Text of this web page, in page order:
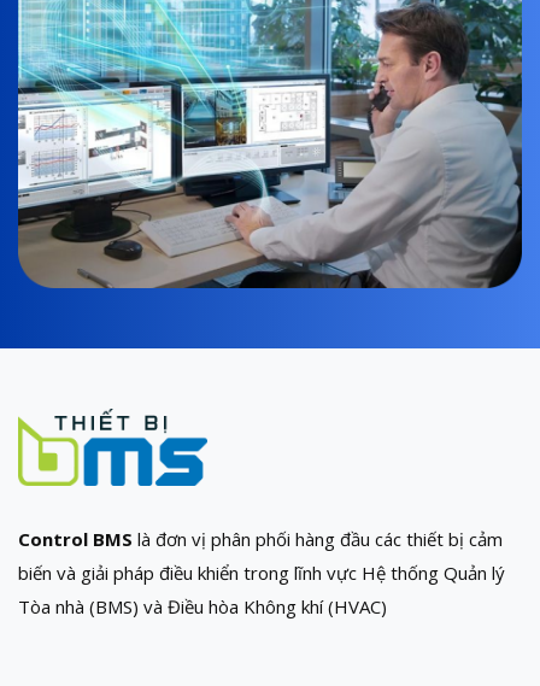
Control BMS là đơn vị phân phối hàng đầu các thiết bị cảm
biến và giải pháp điều khiển trong lĩnh vực Hệ thống Quản lý
Tòa nhà (BMS) và Điều hòa Không khí (HVAC)